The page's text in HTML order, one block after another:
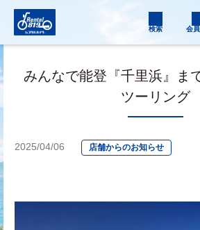
検索 会
みんなで能登『千里浜』ま
ツーリング
2025/04/06 店舗からのお知らせ